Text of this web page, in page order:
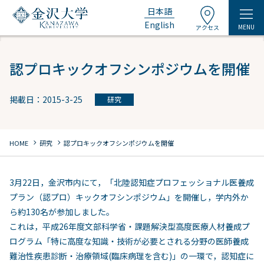
日本語
English
アクセス MENU
認プロキックオフシンポジウムを開催
掲載日：2015-3-25 研究
HOME chevron_right 研究 chevron_right 認プロキックオフシンポジウムを開催
3月22日，金沢市内にて，「北陸認知症プロフェッショナル医養成
プラン（認プロ）キックオフシンポジウム」を開催し，学内外か
ら約130名が参加しました。
これは，平成26年度文部科学省・課題解決型高度医療人材養成プ
ログラム「特に高度な知識・技術が必要とされる分野の医師養成
難治性疾患診断・治療領域(臨床病理を含む)」の一環で，認知症に